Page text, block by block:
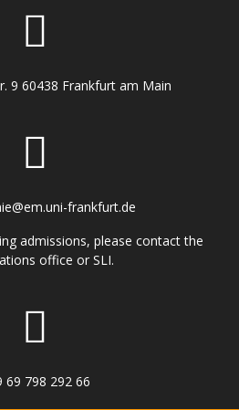
9 60438 Frankfurt am Main
frankfurt.de
admissions, please contact the
office or SLI.
69 798 292 66